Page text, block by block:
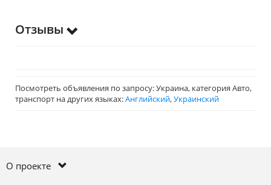
Отзывы
Посмотреть объявления по запросу: Украина, категория Авто,
транспорт на других языках:Английский,Украинский
О проекте